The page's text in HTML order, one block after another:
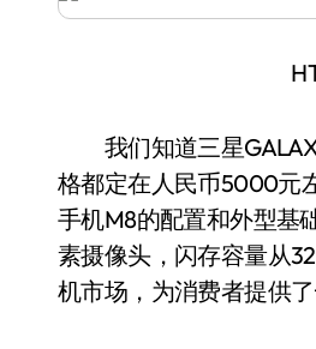
我们知道三星
格都定在人民币5000元
手机M8的配置和外型基
素摄像头，闪存容量从
机市场，为消费者提供